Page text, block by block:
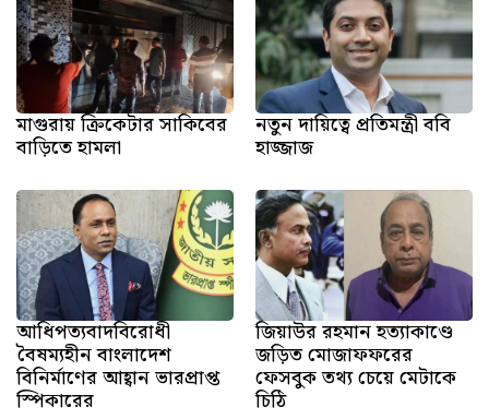
মাগুরায় ক্রিকেটার সাকিবের
বাড়িতে হামলা
নতুন দায়িত্বে প্রতিমন্ত্রী ববি
হাজ্জাজ
আধিপত্যবাদবিরোধী
বৈষম্যহীন বাংলাদেশ
বিনির্মাণের আহ্বান ভারপ্রাপ্ত
স্পিকারের
জিয়াউর রহমান হত্যাকাণ্ডে
জড়িত মোজাফফরের
ফেসবুক তথ্য চেয়ে মেটাকে
চিঠি